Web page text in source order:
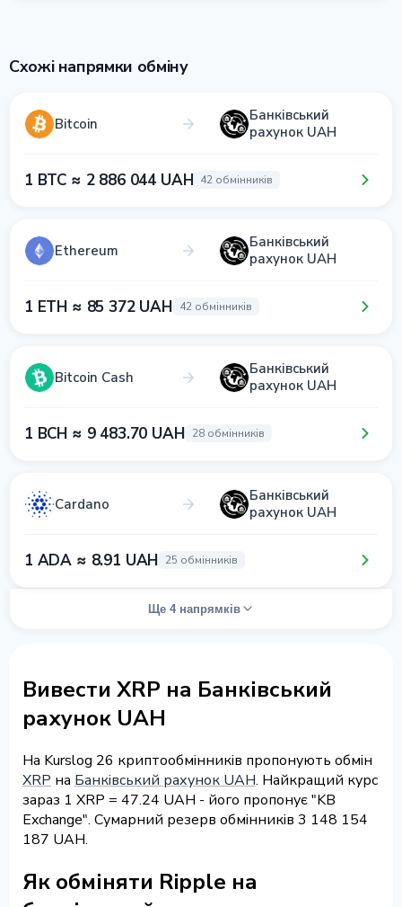
Схожі напрямки обміну
Bitcoin
Банківський
рахунок UAH
1 BTC ≈ 2 886 044 UAH 42 обмінників
Ethereum
Банківський
рахунок UAH
1 ETH ≈ 85 372 UAH 42 обмінників
Bitcoin Cash
Банківський
рахунок UAH
1 BCH ≈ 9 483.70 UAH 28 обмінників
Cardano
Банківський
рахунок UAH
1 ADA ≈ 8.91 UAH 25 обмінників
Ще 4 напрямків
Вивести XRP на Банківський
рахунок UAH
На Kurslog 26 криптообмінників пропонують обмін
XRP на Банківський рахунок UAH. Найкращий курс
зараз 1 XRP = 47.24 UAH - його пропонує "KB
Exchange". Сумарний резерв обмінників 3 148 154
187 UAH.
Як обміняти Ripple на